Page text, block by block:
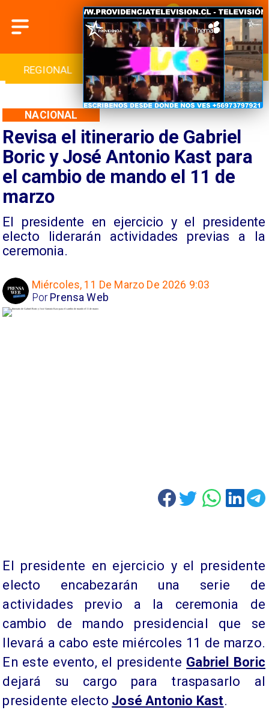
INTERNACIONAL DEPORTES CULTURA
Revisa el itinerario de Gabriel
Boric y José Antonio Kast para
el cambio de mando el 11 de
marzo
El presidente en ejercicio y el presidente
electo liderarán actividades previas a la
ceremonia.
NACIONAL
Miércoles, 11 De Marzo De 2026 9:03
Prensa Web
Por
El presidente en ejercicio y el presidente
electo encabezarán una serie de
actividades previo a la ceremonia de
cambio de mando presidencial que se
llevará a cabo este miércoles 11 de marzo.
En este evento, el presidente Gabriel Boric
dejará su cargo para traspasarlo al
presidente electo José Antonio Kast.